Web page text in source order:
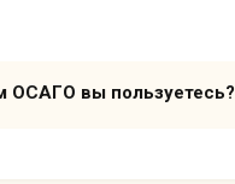
ОСАГО вы пользуетесь?